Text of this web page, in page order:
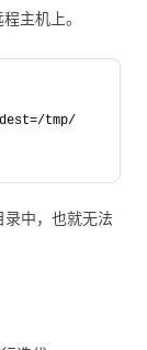
主机上。
dest=/tmp/
录中，也就无法